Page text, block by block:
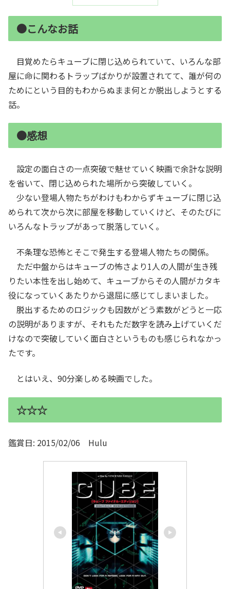
●こんなお話
目覚めたらキューブに閉じ込められていて、いろんな部
屋に命に関わるトラップばかりが設置されてて、誰が何の
ためにという目的もわからぬまま何とか脱出しようとする
話。
●感想
設定の面白さの一点突破で魅せていく映画で余計な説明
を省いて、閉じ込められた場所から突破していく。
少ない登場人物たちがわけもわからずキューブに閉じ込
められて次から次に部屋を移動していくけど、そのたびに
いろんなトラップがあって脱落していく。
不条理な恐怖とそこで発生する登場人物たちの関係。
ただ中盤からはキューブの怖さより1人の人間が生き残
りたい本性を出し始めて、キューブからその人間がカタキ
役になっていくあたりから退屈に感じてしまいました。
脱出するためのロジックも因数がどう素数がどうと一応
の説明がありますが、それもただ数字を読み上げていくだ
けなので突破していく面白さというものも感じられなかっ
たです。
とはいえ、90分楽しめる映画でした。
☆☆☆
鑑賞日: 2015/02/06 Hulu